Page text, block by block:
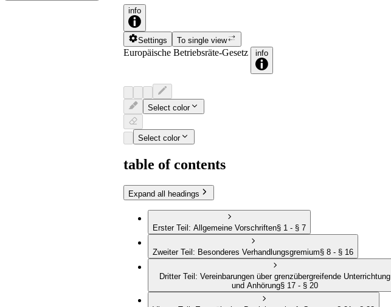
info
Settings To single view
Europäische Betriebsräte-Gesetz info
Select color
Select color
table of contents
Expand all headings
Erster Teil :Allgemeine Vorschriften§ 1 - § 7
Zweiter Teil : Besonderes Verhandlungsgremium§ 8 - § 16
Dritter Teil : Vereinbarungen über grenzübergreifende Unterrichtung
und Anhörung§ 17 - § 20